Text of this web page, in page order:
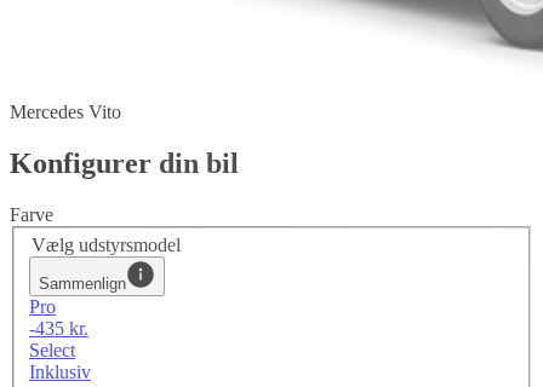
Mercedes Vito
Konfigurer din bil
Farve
Vælg udstyrsmodel
Sammenlign
Pro
-435 kr.
Select
Inklusiv